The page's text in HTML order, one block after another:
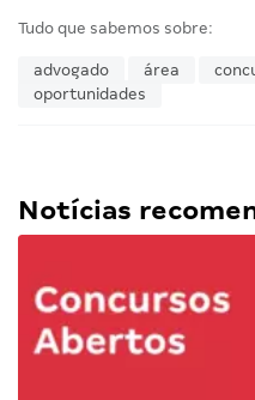
Tudo que sabemos sobre:
advogado área
oportunidades
Notícias